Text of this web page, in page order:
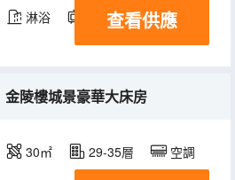
淋浴 電視機 冰箱
查看供應
金陵樓城景豪華大床房
30㎡ 29-35層 空調